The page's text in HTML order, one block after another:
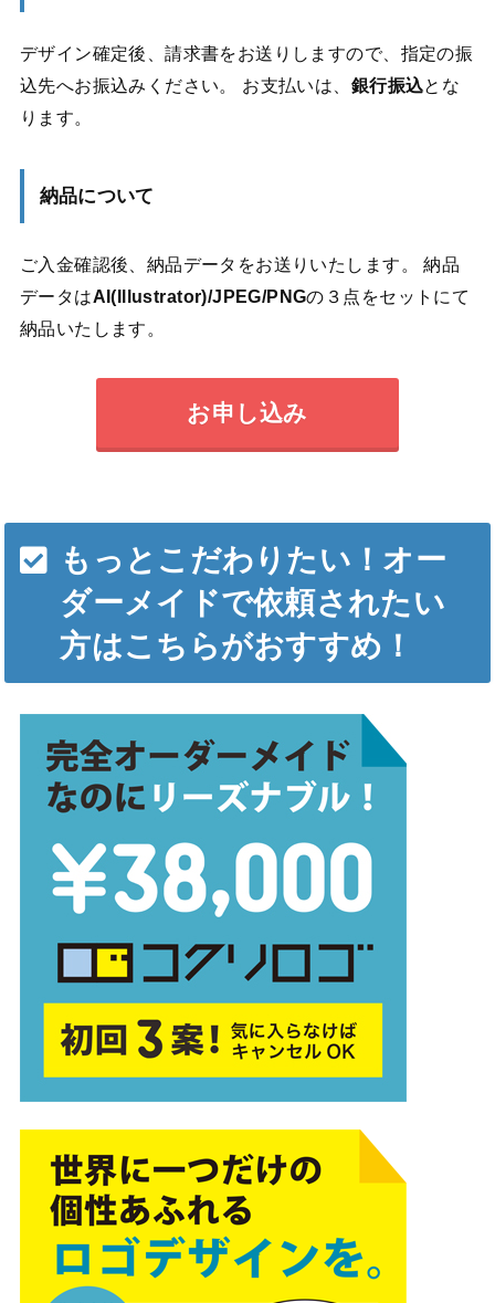
デザイン確定後、請求書をお送りしますので、指定の振
込先へお振込みください。 お支払いは、 銀行振込とな
ります。
納品について
ご入金確認後、納品データをお送りいたします。 納品
データはAI(Illustrator)/JPEG/PNGの３点をセットにて
納品いたします。
お申し込み
もっとこだわりたい！オー
ダーメイドで依頼されたい
方はこちらがおすすめ！